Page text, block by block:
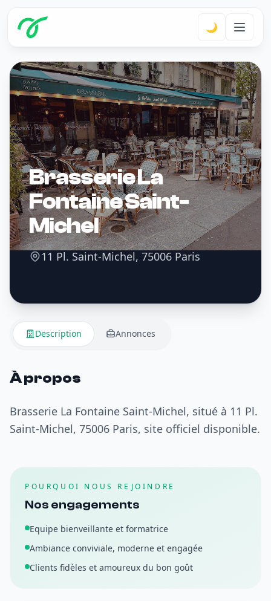
🌙
Brasserie La
Fontaine Saint-
Michel
11 Pl. Saint-Michel, 75006 Paris
Description Annonces
À propos
Brasserie La Fontaine Saint-Michel, situé à 11 Pl.
Saint-Michel, 75006 Paris, site officiel disponible.
POURQUOI NOUS REJOINDRE
Nos engagements
Equipe bienveillante et formatrice
Ambiance conviviale, moderne et engagée
Clients fidèles et amoureux du bon goût